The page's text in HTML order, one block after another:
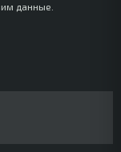
данные.